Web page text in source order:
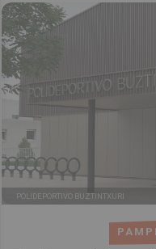
POLIDEPORTIVO BUZTINTXURI